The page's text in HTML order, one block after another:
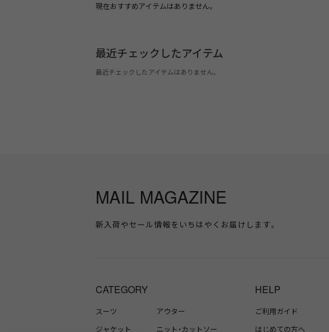
現在おすすめアイテムはありません。
最近チェックしたアイテム
最近チェックしたアイテムはありません。
MAIL MAGAZINE
新入荷やセール情報をいちはやくお届けします。
CATEGORY
スーツ
ジャケット
アウター
ニット・カットソー
HELP
ご利用ガイド
はじめての方へ